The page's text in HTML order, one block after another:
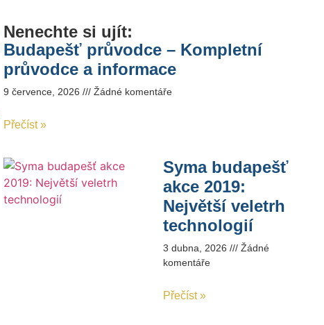
Nenechte si ujít:
Budapešť průvodce – Kompletní
průvodce a informace
9 července, 2026 Žádné komentáře
Přečíst »
Syma budapešť
akce 2019:
Největší veletrh
technologií
3 dubna, 2026
Žádné
komentáře
Přečíst »